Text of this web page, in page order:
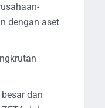
dengan aset
dan